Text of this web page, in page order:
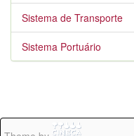
Sistema de Transporte
Sistema Portuário